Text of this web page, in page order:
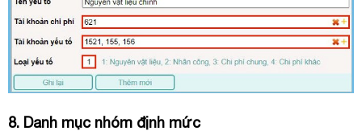
8. Danh mục nhóm định mức